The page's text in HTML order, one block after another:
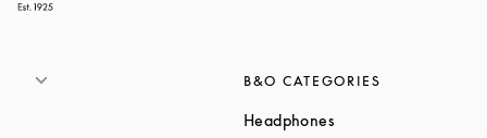
B&O CATEGORIES
Headphones